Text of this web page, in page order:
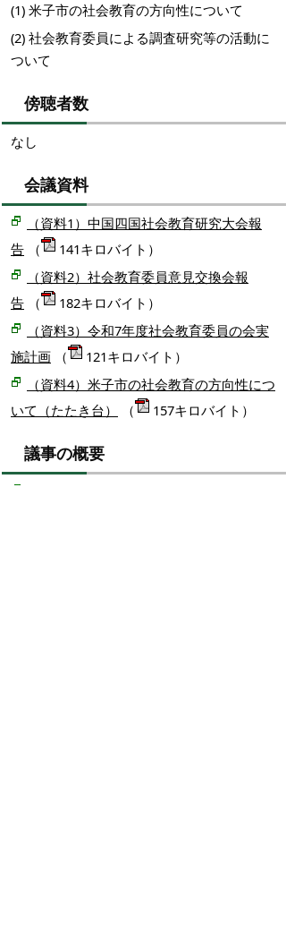
(1) 米子市の社会教育の方向性について
(2) 社会教育委員による調査研究等の活動に
ついて
傍聴者数
なし
会議資料
（資料1）中国四国社会教育研究大会報
告 （
141キロバイト）
（資料2）社会教育委員意見交換会報
告 （
182キロバイト）
（資料3）令和7年度社会教育委員の会実
施計画 （
121キロバイト）
（資料4）米子市の社会教育の方向性につ
いて（たたき台）
（ 157キロバイト）
議事の概要